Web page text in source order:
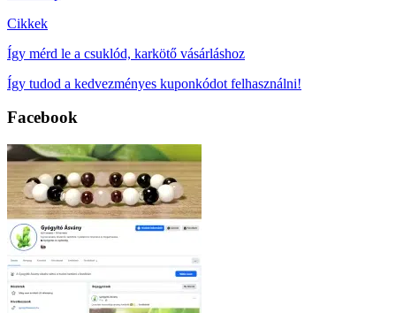
Cikkek
Így mérd le a csuklód, karkötő vásárláshoz
Így tudod a kedvezményes kuponkódot felhasználni!
Facebook